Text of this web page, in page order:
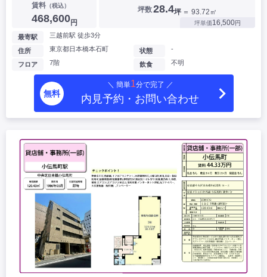
賃料（税込）
468,600円
坪数28.4坪 ＝ 93.72㎡
坪単価16,500円
最寄駅 三越前駅 徒歩3分
住所 東京都日本橋本石町
フロア 7階
状態 -
飲食 不明
無料
＼ 簡単1分で完了 ／
内見予約・お問い合わせ